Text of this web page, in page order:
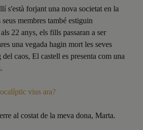
s'està forjant una nova societat en la
membres també estiguin
22 anys, els fills passaran a ser
una vegada hagin mort les seves
caos, El castell es presenta com una
vius ara?
al costat de la meva dona, Marta.